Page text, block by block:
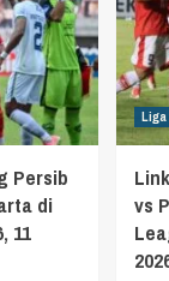
Persib
di
11
vs